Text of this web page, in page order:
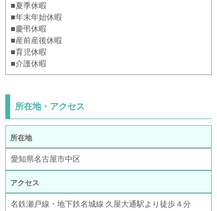
■夏季休暇
■年末年始休暇
■慶弔休暇
■産前産後休暇
■育児休暇
■介護休暇
所在地・アクセス
所在地
愛知県名古屋市中区
アクセス
名鉄瀬戸線・地下鉄名城線 久屋大通駅より徒歩４分